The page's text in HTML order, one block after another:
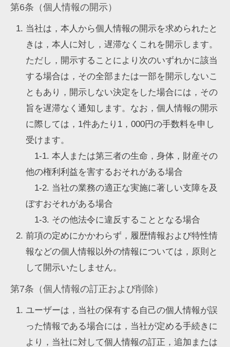
第6条（個人情報の開示）
当社は，本人から個人情報の開示を求められたと
きは，本人に対し，遅滞なくこれを開示します。
ただし，開示することにより次のいずれかに該当
する場合は，その全部または一部を開示しないこ
ともあり，開示しない決定をした場合には，その
旨を遅滞なく通知します。なお，個人情報の開示
に際しては，1件あたり1，000円の手数料を申し
受けます。
1-1. 本人または第三者の生命，身体，財産その
他の権利利益を害するおそれがある場合
1-2. 当社の業務の適正な実施に著しい支障を及
ぼすおそれがある場合
1-3. その他法令に違反することとなる場合
前項の定めにかかわらず，履歴情報および特性情
報などの個人情報以外の情報については，原則と
して開示いたしません。
第7条（個人情報の訂正および削除）
ユーザーは，当社の保有する自己の個人情報が誤
った情報である場合には，当社が定める手続きに
より，当社に対して個人情報の訂正，追加または